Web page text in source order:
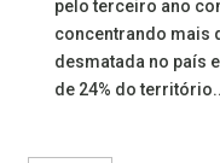
pelo terceiro ano
concentrando mais
desmatada no país
de 24% do